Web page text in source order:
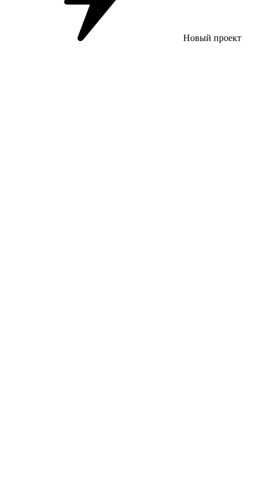
Новый проект